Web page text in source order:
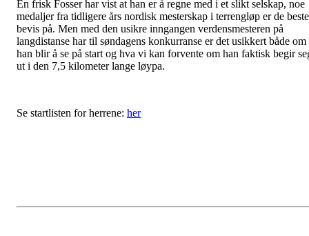
En frisk Fosser har vist at han er å regne med i et slikt selskap, noe
medaljer fra tidligere års nordisk mesterskap i terrengløp er de beste
bevis på. Men med den usikre inngangen verdensmesteren på
langdistanse har til søndagens konkurranse er det usikkert både om
han blir å se på start og hva vi kan forvente om han faktisk begir
ut i den 7,5 kilometer lange løypa.
Se startlisten for herrene: her